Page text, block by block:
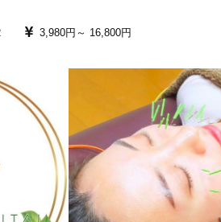
行います。
りなく小さくしました。
に施術します。
3,980円～ 16,800円